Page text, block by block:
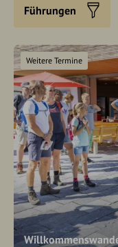
Führungen
Weitere Termine